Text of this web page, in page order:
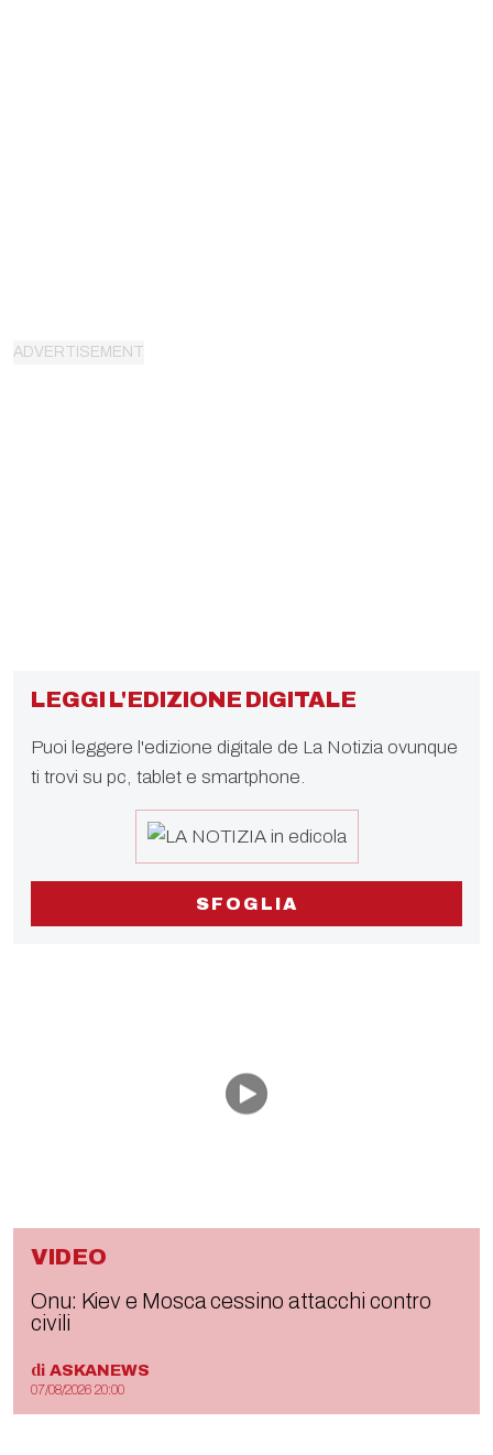
LEGGI L'EDIZIONE DIGITALE
Puoi leggere l'edizione digitale de La Notizia ovunque
ti trovi su pc, tablet e smartphone.
SFOGLIA
VIDEO
Onu: Kiev e Mosca cessino attacchi contro
civili
di ASKANEWS
07/08/2026 20:00